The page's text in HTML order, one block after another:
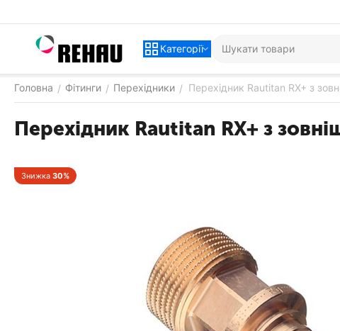
Категорії
Головна / Фітинги / Перехідники / Перехідник Rautitan RX+ з
Перехідник Rautitan RX+ з
Знижка 30%